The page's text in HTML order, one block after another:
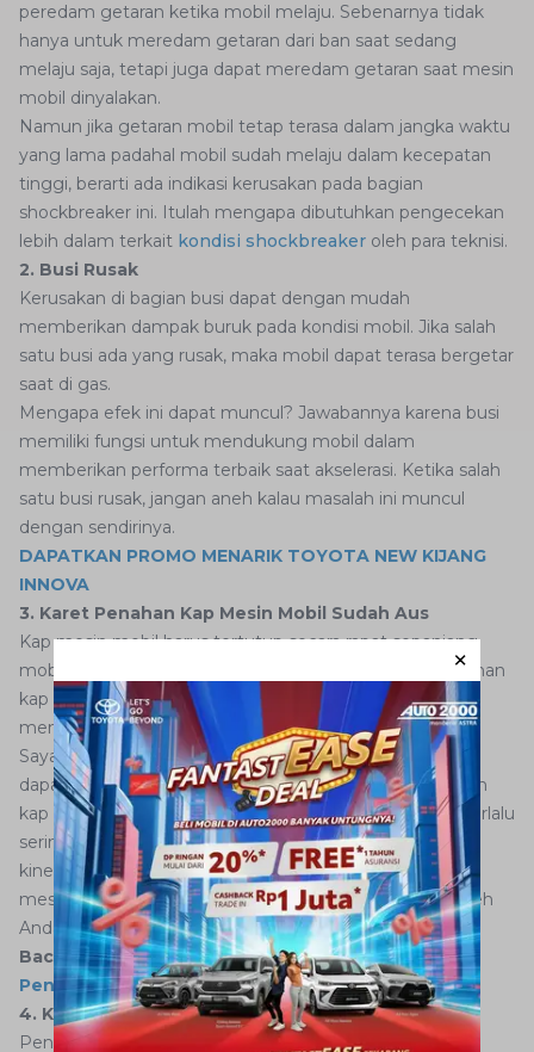
peredam getaran ketika mobil melaju. Sebenarnya tidak
hanya untuk meredam getaran dari ban saat sedang
melaju saja, tetapi juga dapat meredam getaran saat mesin
mobil dinyalakan.
Namun jika getaran mobil tetap terasa dalam jangka waktu
yang lama padahal mobil sudah melaju dalam kecepatan
tinggi, berarti ada indikasi kerusakan pada bagian
shockbreaker ini. Itulah mengapa dibutuhkan pengecekan
lebih dalam terkait kondisi shockbreaker oleh para teknisi.
2. Busi Rusak
Kerusakan di bagian busi dapat dengan mudah
memberikan dampak buruk pada kondisi mobil. Jika salah
satu busi ada yang rusak, maka mobil dapat terasa bergetar
saat di gas.
Mengapa efek ini dapat muncul? Jawabannya karena busi
memiliki fungsi untuk mendukung mobil dalam
memberikan performa terbaik saat akselerasi. Ketika salah
satu busi rusak, jangan aneh kalau masalah ini muncul
dengan sendirinya.
DAPATKAN PROMO MENARIK TOYOTA NEW KIJANG
INNOVA
3. Karet Penahan Kap Mesin Mobil Sudah Aus
Kap mesin mobil harus tertutup secara rapat sepanjang
mobil Anda melaju. Untuk itu mengapa ada karet penahan
kap mesin mobil agar tetap tertutup rapat, sekaligus
menahan getaran mesin.
Sayangnya, kerusakan pada karet penahan mesin mobil
dapat menyebabkan masalah ini muncul. Karet penahan
kap mesin mobil dapat mengalami kondisi aus akibat terlalu
sering terkena panas. Kondisi aus ini akhirnya membuat
kinerja karet penahan tidak maksimal. Akhirnya, getaran
mesin mobil sulit teredam sehingga dapat dirasakan oleh
Anda.
Baca juga:Kap Mesin Mobil Bergetar? Ini 13
Penyebabnya!
4. Kampas Kopling Sudah Aus
Penyebab lain dari masalah mobil bergetar saat di gas